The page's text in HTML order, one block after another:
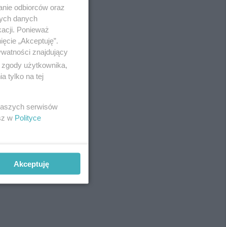
odbiorców oraz
danych
Ponieważ
„Akceptuję”.
znajdujący
użytkownika,
tylko na tej
serwisów
w Polityce
Akceptuję